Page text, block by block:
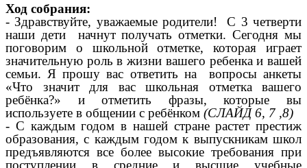
Ход собрания:
- Здравствуйте, уважаемые родители!
С 3 четверти
наши дети начнут получать отметки. Сегодня мы
поговорим о школьной отметке, которая играет
значительную роль в жизни вашего ребенка и вашей
семьи. Я прошу вас ответить на вопросы анкеты
«Что значит для вас школьная отметка вашего
ребёнка?» и отметить фразы, которые вы
используете в общении с ребёнком (СЛАЙД 6, 7 ,8)
- С каждым годом в нашей стране растет престиж
образования, с каждым годом к выпускникам школ
предъявляются все более высокие требования при
поступлении в средние и высшие учебные